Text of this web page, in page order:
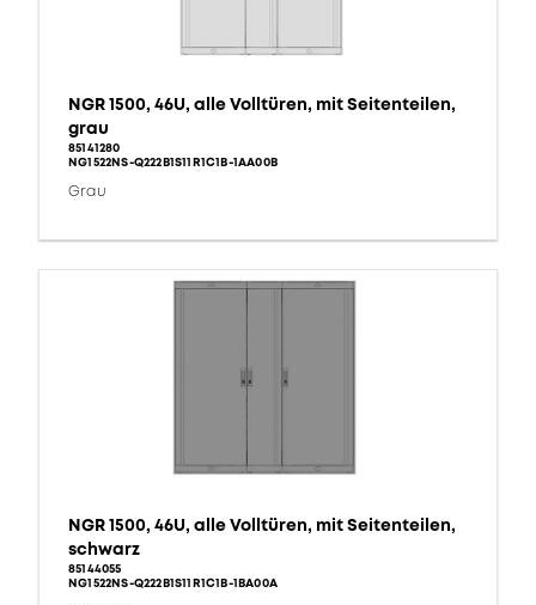
NGR 1500, 46U, alle Volltüren, mit Seitenteilen,
grau
85141280
NG1522NS-Q222B1S11R1C1B-1AA00B
Grau
NGR 1500, 46U, alle Volltüren, mit Seitenteilen,
schwarz
85144055
NG1522NS-Q222B1S11R1C1B-1BA00A